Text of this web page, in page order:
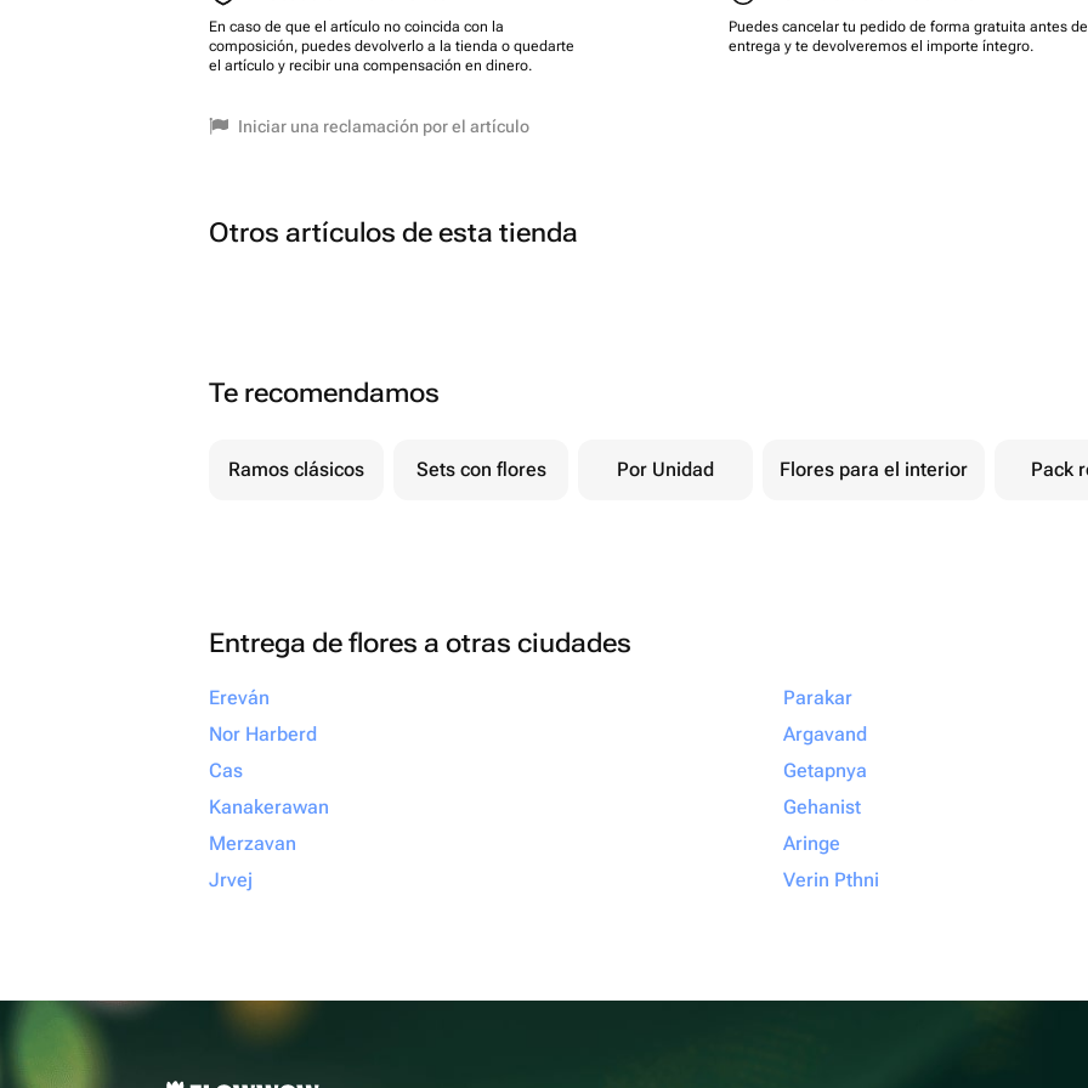
En caso de que el artículo no coincida con la
composición, puedes devolverlo a la tienda o quedarte
el artículo y recibir una compensación en dinero.
Puedes cancelar tu pedido de forma gratuita antes
entrega y te devolveremos el importe íntegro.
Iniciar una reclamación por el artículo
Otros artículos de esta tienda
Te recomendamos
Ramos clásicos Sets con flores Por Unidad Flores para el interior Pack
Entrega de flores a otras ciudades
Ereván
Nor Harberd
Cas
Kanakerawan
Merzavan
Jrvej
Parakar
Argavand
Getapnya
Gehanist
Aringe
Verin Pthni